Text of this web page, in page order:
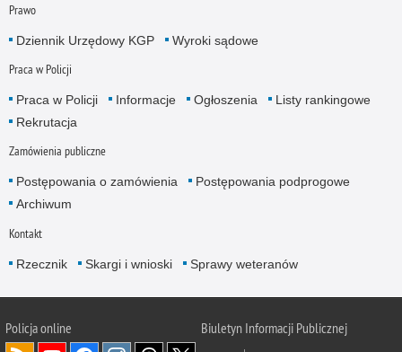
Prawo
Dziennik Urzędowy KGP Wyroki sądowe
Praca w Policji
Praca w Policji Informacje Ogłoszenia
Listy rankingowe
Rekrutacja
Zamówienia publiczne
Postępowania o zamówienia
Postępowania podprogowe
Archiwum
Kontakt
Rzecznik Skargi i wnioski Sprawy weteranów
Policjaonline
Biuletyn Informacji Publicznej